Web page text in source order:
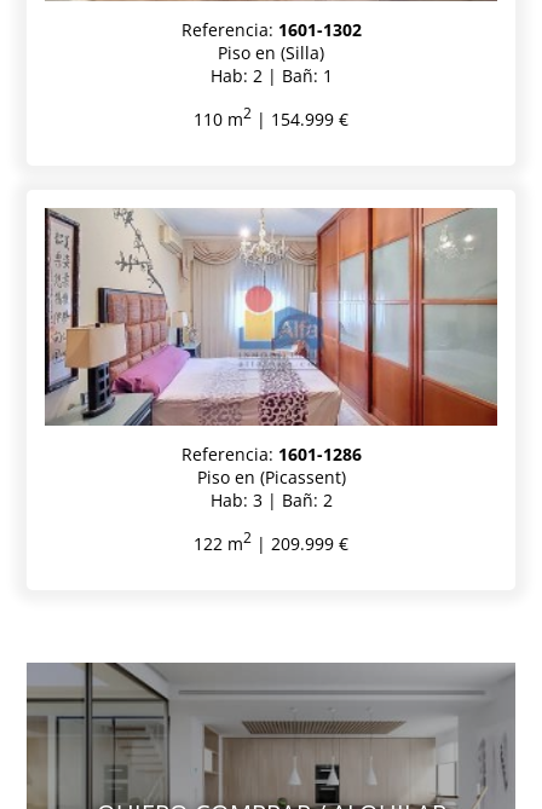
Referencia: 1601-1302
Piso en (Silla)
Hab: 2 | Bañ: 1
110 m2 | 154.999 €
Referencia: 1601-1286
Piso en (Picassent)
Hab: 3 | Bañ: 2
122 m2 | 209.999 €